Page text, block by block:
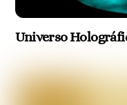
Universo